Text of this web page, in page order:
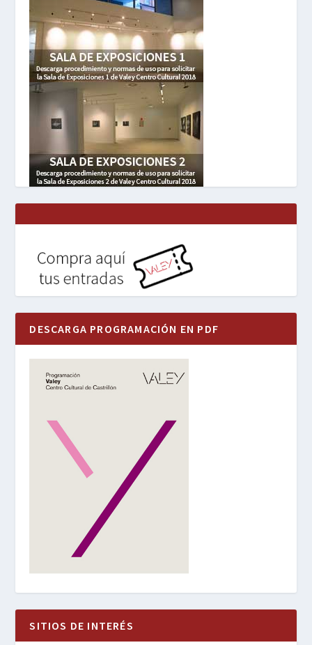
DESCARGA PROGRAMACIÓN EN PDF
SITIOS DE INTERÉS